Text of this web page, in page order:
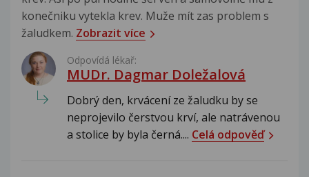
konečniku vytekla krev. Muže mít zas problem s
žaludkem. Zobrazit více
Odpovídá lékař:
MUDr. Dagmar Doležalová
Dobrý den, krvácení ze žaludku by se
neprojevilo čerstvou krví, ale natrávenou
a stolice by byla černá.... Celá odpověď